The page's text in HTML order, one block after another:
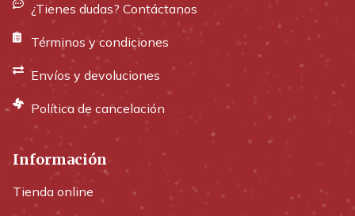
¿Tienes dudas? Contáctanos
Términos y condiciones
Envíos y devoluciones
Política de cancelación
Información
Tienda online